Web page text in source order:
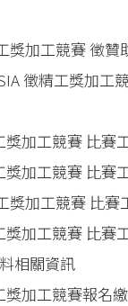
獎加工競賽 徵贊
徵精工獎加工
獎加工競賽 比賽
獎加工競賽 比賽
獎加工競賽 比賽
獎加工競賽 比賽
相關資訊
獎加工競賽報名